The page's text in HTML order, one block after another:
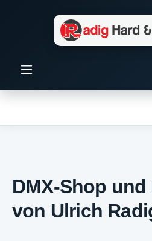
Zum Hauptinhalt springen
DMX-Shop
von Ulrich